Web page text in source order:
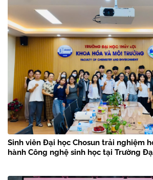
Sinh viên Đại học Chosun trải nghiệm
hành Công nghệ sinh học tại Trường